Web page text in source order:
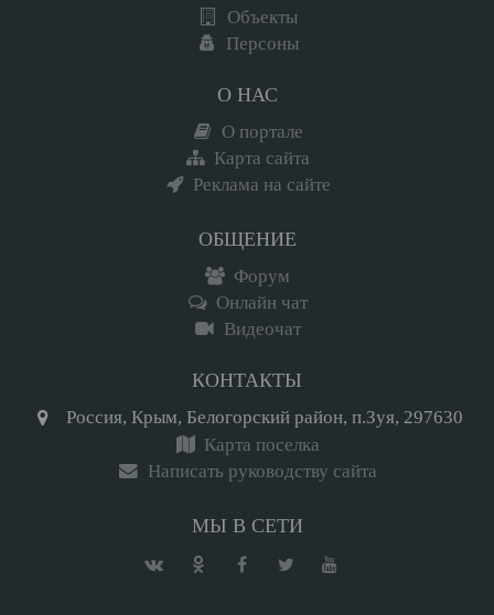
Объекты
Персоны
О НАС
О портале
Карта сайта
Реклама на сайте
ОБЩЕНИЕ
Форум
Онлайн чат
Видеочат
КОНТАКТЫ
Россия, Крым, Белогорский район, п.Зуя, 297630
Карта поселка
Написать руководству сайта
МЫ В СЕТИ